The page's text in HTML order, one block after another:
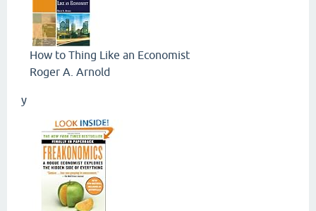
How to Thing Like an Economist
Roger A. Arnold
y